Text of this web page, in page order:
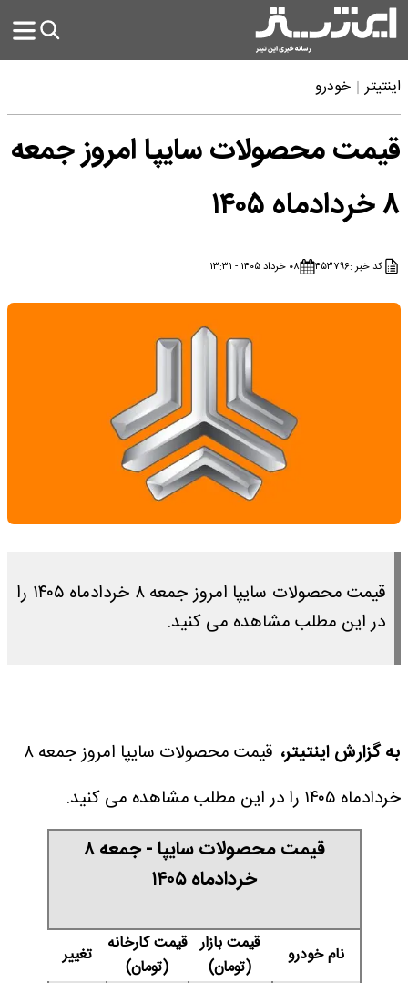
اینتیتر خودرو
قیمت محصولات سایپا امروز جمعه
۸ خردادماه ۱۴۰۵
کد خبر :۴۵۳۷۹۶ ۰۸ خرداد ۱۴۰۵ - ۱۳:۳۱
قیمت محصولات سایپا امروز جمعه ۸ خردادماه ۱۴۰۵ را
در این مطلب مشاهده می کنید.
به گزارش اینتیتر،
قیمت محصولات سایپا امروز جمعه ۸
خردادماه ۱۴۰۵ را در این مطلب مشاهده می کنید.
قیمت محصولات سایپا - جمعه ۸
خردادماه ۱۴۰۵
نام خودرو
قیمت بازار
(تومان)
قیمت کارخانه
(تومان)
تغییر